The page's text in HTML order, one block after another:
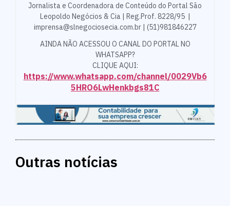
Jornalista e Coordenadora de Conteúdo do Portal São
Leopoldo Negócios & Cia | Reg.Prof. 8228/95 |
imprensa@slnegociosecia.com.br | (51)981846227
AINDA NÃO ACESSOU O CANAL DO PORTAL NO
WHATSAPP?
CLIQUE AQUI:
https://www.whatsapp.com/channel/0029Vb6
5HRO6LwHenkbgs81C
Outras notícias